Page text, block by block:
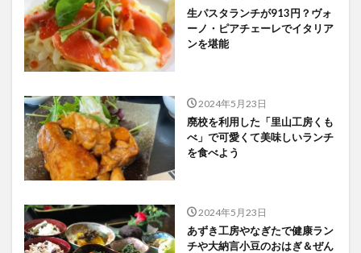
生パスタランチが913円？ヴォ
ーノ・ピアチェーレでイタリア
ンを堪能
2024年5月23日
廃校を利用した「里山工房くも
べ」で可愛くて美味しいランチ
を食べよう
2024年5月23日
あずき工房やなぎたで健康ラン
チや大納言小豆のおはぎ＆ぜん